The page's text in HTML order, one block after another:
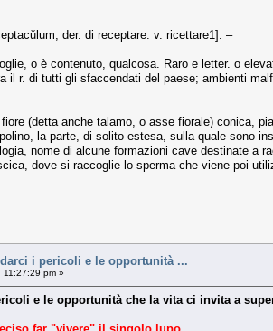
der. di receptare: v. ricettare1]. –
o è contenuto, qualcosa. Raro e letter. o
il r. di tutti gli sfaccendati del paese; ambienti
(detta anche talamo, o asse fiorale) conica,
la parte, di solito estesa, sulla quale sono
nome di alcune formazioni cave destinate a
dove si raccoglie lo sperma che viene poi
i pericoli e le opportunità ...
11:27:29 pm »
e le opportunità che la vita ci invita a